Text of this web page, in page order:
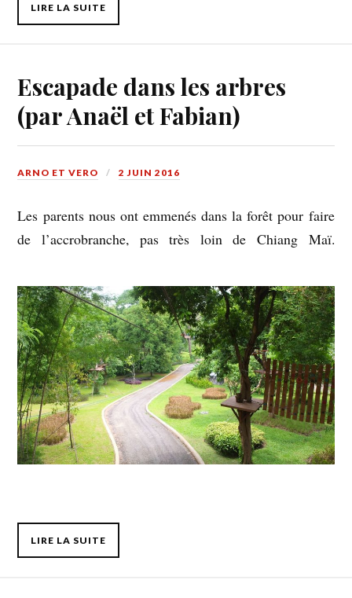
LIRE LA SUITE
Escapade dans les arbres
(par Anaël et Fabian)
ARNO ET VERO 2 JUIN 2016
Les parents nous ont emmenés dans la forêt pour faire
de l’accrobranche, pas très loin de Chiang Maï.
LIRE LA SUITE